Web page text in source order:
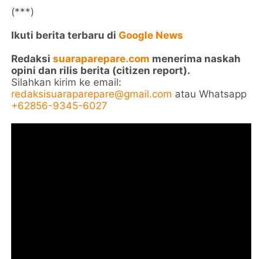
(***)
Ikuti berita terbaru diGoogle News
Redaksisuaraparepare.com menerima naskah
opini dan rilis berita (citizen report).
Silahkan kirim ke email:
redaksisuaraparepare@gmail.com atau Whatsapp
+62856-9345-6027